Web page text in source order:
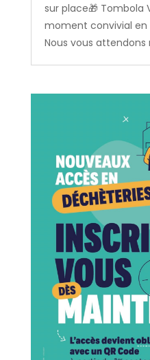
sur place🎁 Tombola
moment convivial
Nous vous attendons